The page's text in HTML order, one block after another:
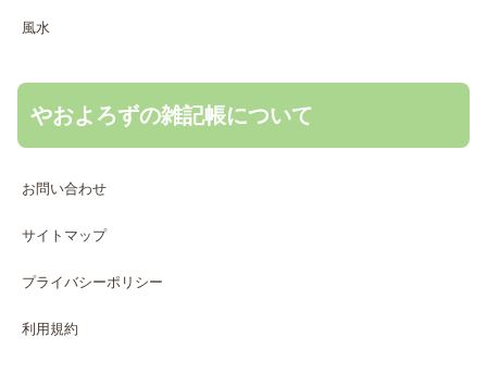
風水
やおよろずの雑記帳について
お問い合わせ
サイトマップ
プライバシーポリシー
利用規約